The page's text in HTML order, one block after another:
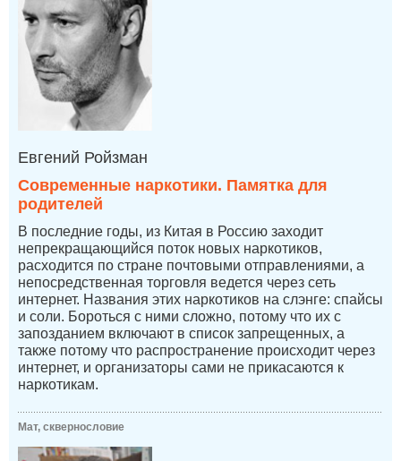
Евгений Ройзман
Современные наркотики. Памятка для
родителей
В последние годы, из Китая в Россию заходит
непрекращающийся поток новых наркотиков,
расходится по стране почтовыми отправлениями, а
непосредственная торговля ведется через сеть
интернет. Названия этих наркотиков на слэнге: спайсы
и соли. Бороться с ними сложно, потому что их с
запозданием включают в список запрещенных, а
также потому что распространение происходит через
интернет, и организаторы сами не прикасаются к
наркотикам.
Мат, сквернословие